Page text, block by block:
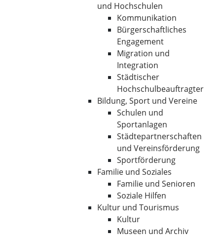
und Hochschulen
Kommunikation
Bürgerschaftliches
Engagement
Migration und
Integration
Städtischer
Hochschulbeauftragter
Bildung, Sport und Vereine
Schulen und
Sportanlagen
Städtepartnerschaften
und Vereinsförderung
Sportförderung
Familie und Soziales
Familie und Senioren
Soziale Hilfen
Kultur und Tourismus
Kultur
Museen und Archiv